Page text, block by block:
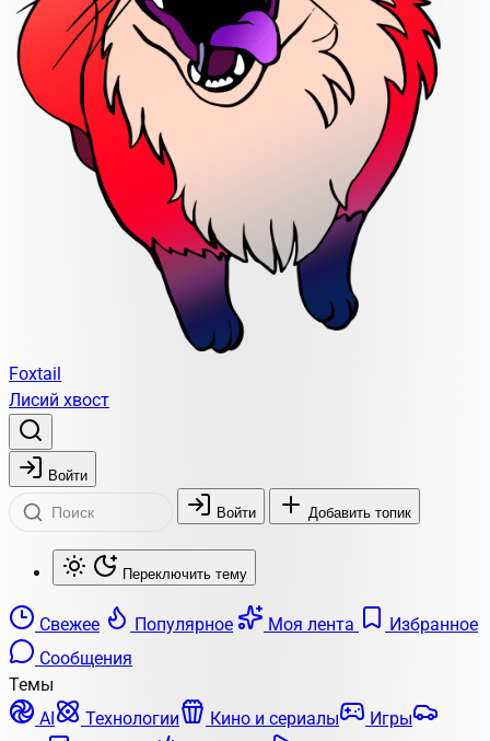
Foxtail
Лисий хвост
Войти
Войти Добавить топик
Переключить тему
Свежее Популярное Моя лента
Избранное
Сообщения
Темы
AI
Технологии Кино и сериалы
Игры